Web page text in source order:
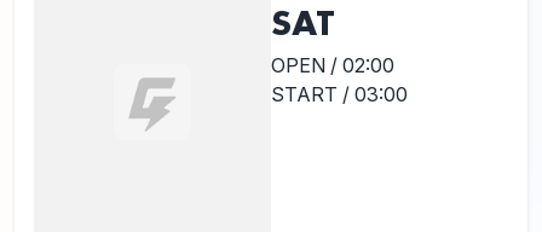
SAT
OPEN / 02:00
START / 03:00